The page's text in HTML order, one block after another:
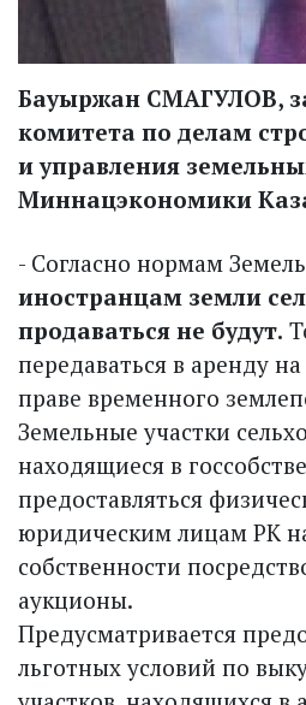
Бауыржан СМАГУЛОВ,
комитета по делам
и управления
Миннацэкономики
- Согласно нормам
иностранцам земли
продаваться не будут.
передаваться в аренду
праве временного
Земельные участки
находящиеся в
предоставляться
юридическим лицам РК
собственности
аукционы.
Предусматривается
льготных условий по